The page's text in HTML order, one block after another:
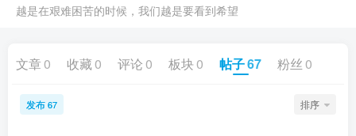
越是在艰难困苦的时候，我们越是要看到希望
文章0 收藏 0 评论 0 板块 0 帖子67 粉丝 0
发布 67 排序